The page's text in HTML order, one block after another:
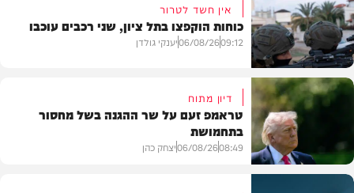
חדשות
אין חשד לטרור
כוחות הוקפצו בתל ציון, שני רכבים עוכבו
09:12
06/08/26יענקי גולדן
דיון מתוח
טראמפ זעם על שר ההגנה בשל מחסור
בתחמושת
08:49
06/08/26יצחק כהן